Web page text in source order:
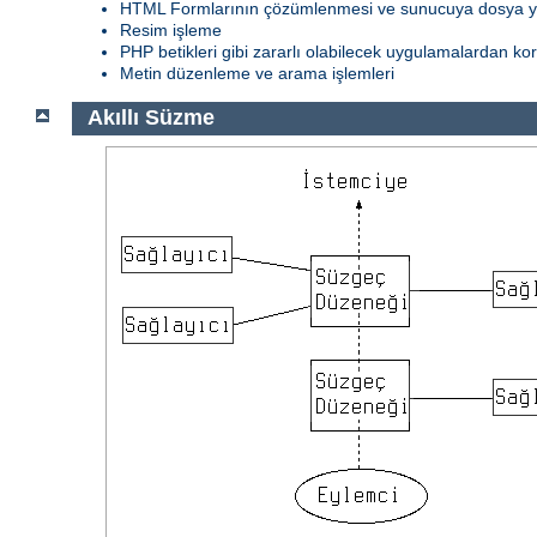
HTML Formlarının çözümlenmesi ve sunucuya dosya
Resim işleme
PHP betikleri gibi zararlı olabilecek uygulamalardan
Metin düzenleme ve arama işlemleri
Akıllı Süzme